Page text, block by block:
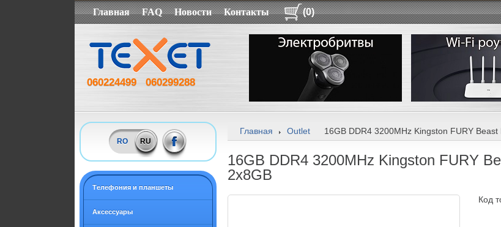
Главная FAQ Новости Контакты (0)
060224499 060299288
RO RU
Tелефония и планшеты
Аксессуары
Главная Outlet 16GB DDR4 3200MHz Kingston FURY Beast
16GB DDR4 3200MHz Kingston FURY
2x8GB
Код